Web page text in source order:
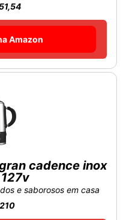
Amazon
cadence inox
e saborosos em casa